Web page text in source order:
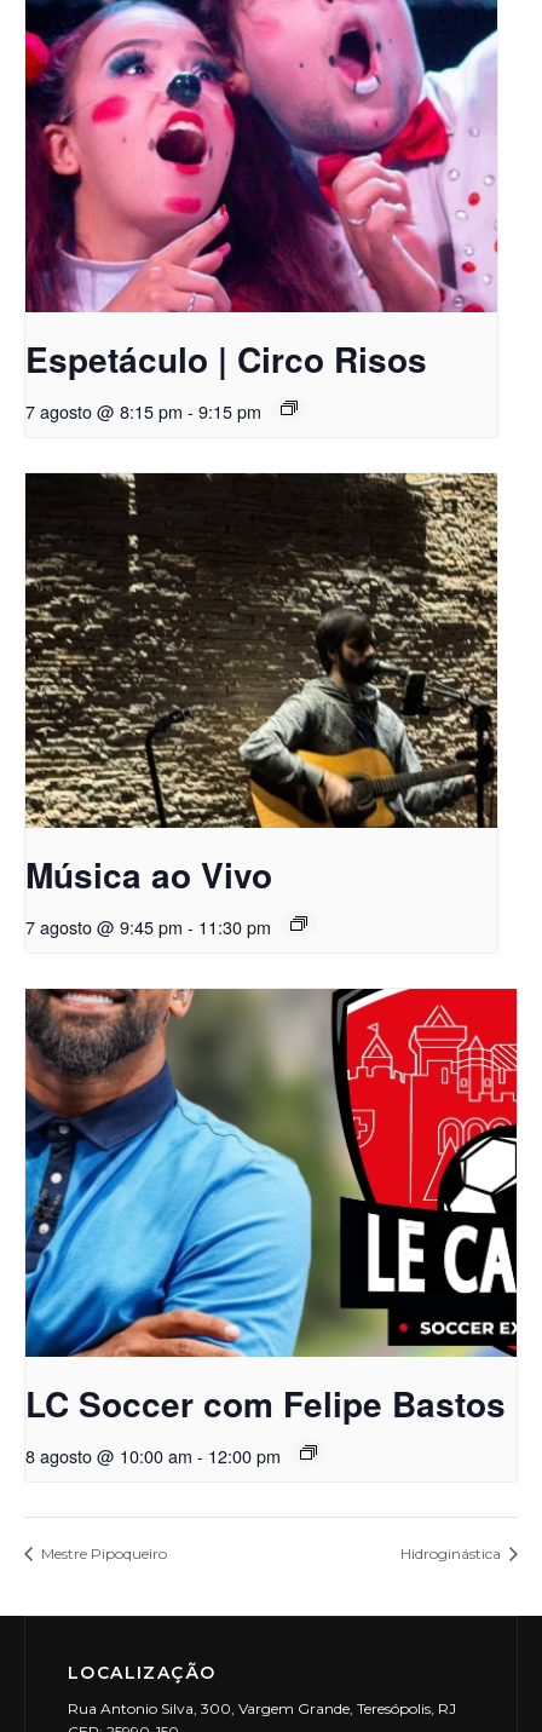
Espetáculo | Circo Risos
7 agosto @ 8:15 pm - 9:15 pm
Música ao Vivo
7 agosto @ 9:45 pm - 11:30 pm
LC Soccer com Felipe Bastos
8 agosto @ 10:00 am - 12:00 pm
Mestre Pipoqueiro Hidroginástica
LOCALIZAÇÃO
Rua Antonio Silva, 300, Vargem Grande, Teresópolis, RJ